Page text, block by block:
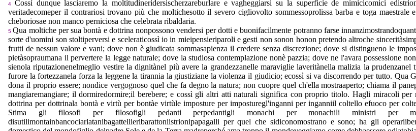
4 Cossì dunque lasciaremo la moltitudineridersischerzareburlare e vagheggiarsi su la superficie de mimicicomici
veritadecomeper il contrariosi trovano più che moltichesotto il severo cigliovolto sommessoprolissa barba e toga
cheboriosae non manco perniciosa che celebrata ribaldaria.
5Qua moltiche per sua bontà e dottrina nonpossono vendersi per dotti e buonifacilmente potranno farse
sorte d'uomini son stoltiperversi e sceleraticossì io in mieipensieriparoli e gesti non sonon honon pretendo altroche
frutti de nessun valore e vani; dove non è giudicata sommasapienza il credere senza discrezione; dove si distingueno le
pietàsopraumana il pervertere la legge naturale; dove la studiosa contemplazione nonè pazzia; dove ne l'avara possessione
sienola riputazionenelmeglio vestire la dignitànel più avere la grandezzanelle maraviglie laveritànella malizia la
furore la fortezzanela forza la leggene la tirannia la giustiziane la violenza il giudicio; ecossì si va discorrendo per tutto. Qua
dona il proprio essere; nondice vergognoso quel che fa degno la natura; non cuopre quel ch'ella mostraaperto; chiama il
mangiaremangiare; il dormiredormire;il berebere; e cossì gli altri atti naturali significa con proprio titolo. Hagli miracoli
dottrina per dottrinala bontà e virtù per bontàe virtùle imposture per imposturegl'inganni per inganniil coltello efuoco per
Stima gli filosofi per filosofigli pedanti perpedantigli monachi per monachili ministri per
disutilimontainbancociarlatanibagattellieribarattoniistrionipapagalli per quel che sidiconomostrano e sono; ha gli